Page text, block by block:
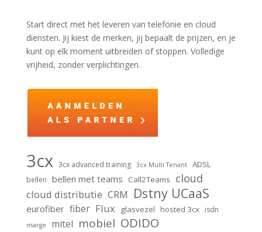
Start direct met het leveren van telefonie en cloud
diensten. Jij kiest de merken, jij bepaalt de prijzen, en je
kunt op elk moment uitbreiden of stoppen. Volledige
vrijheid, zonder verplichtingen.
3cx 3cx advanced training 3cx Multi Tenant ADSL
bellen bellen met teams Call2Teams cloud
cloud distributie CRM Dstny UCaaS
eurofiber fiber Flux glasvezel hosted 3cx isdn
marge mitel mobiel ODIDO